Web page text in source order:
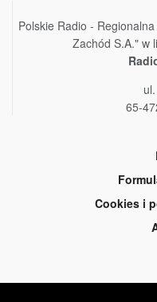
Polskie Radio -
Zachód S.A." w
65-
Cookies i